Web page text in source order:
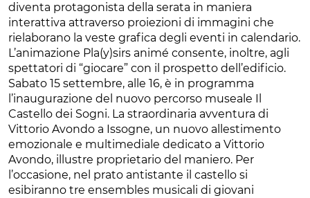
diventa protagonista della serata in maniera
interattiva attraverso proiezioni di immagini che
rielaborano la veste grafica degli eventi in calendario.
L’animazione Pla(y)sirs animé consente, inoltre, agli
spettatori di “giocare” con il prospetto dell’edificio.
Sabato 15 settembre, alle 16, è in programma
l’inaugurazione del nuovo percorso museale Il
Castello dei Sogni. La straordinaria avventura di
Vittorio Avondo a Issogne, un nuovo allestimento
emozionale e multimediale dedicato a Vittorio
Avondo, illustre proprietario del maniero. Per
l’occasione, nel prato antistante il castello si
esibiranno tre ensembles musicali di giovani